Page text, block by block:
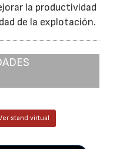
la productividad
de la explotación.
stand virtual